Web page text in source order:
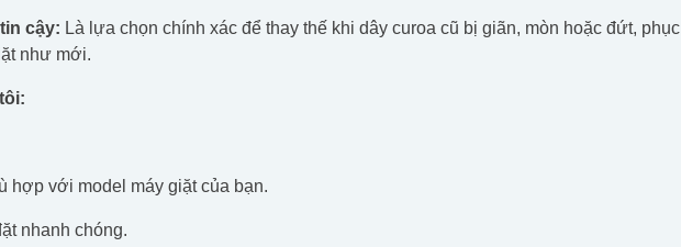
cậy: Là lựa chọn chính xác để thay thế khi dây curoa cũ bị giãn, mòn hoặc đứt, phục
như mới.
hợp với model máy giặt của bạn.
nhanh chóng.